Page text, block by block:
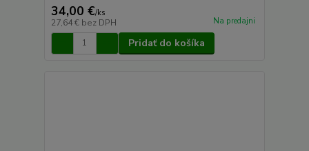
34,00 €/ks
27,64 € bez DPH Na predajni
Pridať do košíka